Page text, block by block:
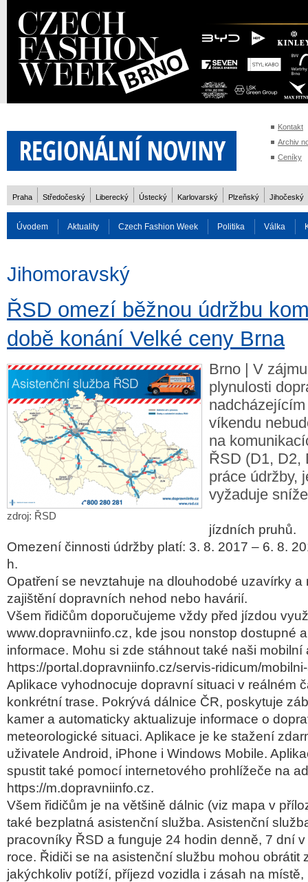
Kontakt
Archiv
Ceníky
Praha Středočeský Liberecký Ústecký Karlovarský Plzeňský Jihočeský
Úvodem Aktuality Czech Fashion Week Politika Válka
Rozhovory
Jihomoravský
ŘSD omezí běžnou údržbu
době konání Velké ceny Brna
zdroj: ŘSD
Brno | V
plynulosti
víkendu
na
ŘSD (D1, D2,
práce údržby,
vyžaduje
jízdních pruhů.
Omezení činnosti údržby platí: 3. 8. 2017 – 6. 8.
h.
Opatření se nevztahuje na dlouhodobé uzavírky a
zajištění dopravních nehod nebo havárií.
Všem řidičům doporučujeme vždy před jízdou
www.dopravniinfo.cz, kde jsou nonstop dostupné
informace. Mohu si zde stáhnout také naši mobilní
https://portal.dopravniinfo.cz/servis-ridicum/
Aplikace vyhodnocuje dopravní situaci v reálném
konkrétní trase. Pokrývá dálnice ČR, poskytuje
kamer a automaticky aktualizuje informace o
meteorologické situaci. Aplikace je ke stažení
uživatele Android, iPhone i Windows Mobile.
spustit také pomocí internetového prohlížeče na
https://m.dopravniinfo.cz.
Všem řidičům je na většině dálnic (viz mapa v
také bezplatná asistenční služba. Asistenční
pracovníky ŘSD a funguje 24 hodin denně, 7 dní
roce. Řidiči se na asistenční službu mohou obrátit
jakýchkoliv potíží, příjezd vozidla i zásah na místě,